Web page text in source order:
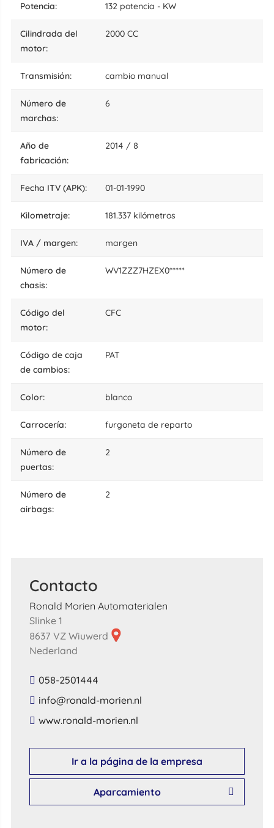
potencia: 132 potencia - KW
cilindrada del
motor:
2000 CC
transmisión: cambio manual
número de
marchas:
6
año de
fabricación:
2014 / 8
fecha ITV (APK): 01-01-1990
kilometraje: 181.337 kilómetros
IVA / margen: margen
número de
chasis:
WV1ZZZ7HZEX0*****
código del
motor:
CFC
código de caja
de cambios:
PAT
color: blanco
carrocería: furgoneta de reparto
número de
puertas:
2
número de
airbags:
2
Contacto
Ronald Morien Automaterialen
Slinke 1
8637 VZ Wiuwerd
Nederland
058-2501444
​info​@​ronald​-​morien​.​nl​
​www​.​ronald​-​morien​.​nl​
Ir a la página de la empresa
Aparcamiento